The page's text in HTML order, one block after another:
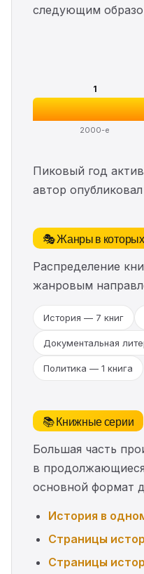
следующим
1
2000-е
Пиковый год
автор
🎭 Жанры в
Распределение
жанровым
История — 7 книг
Документальная
Политика — 1 книга
📚 Книжные серии
Большая часть
в
основной формат
История в
Страницы
Страницы